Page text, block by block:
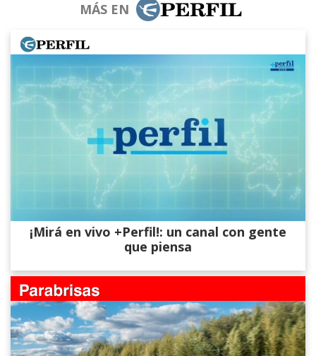
MÁS EN
¡Mirá en vivo +Perfil!: un canal con gente
que piensa